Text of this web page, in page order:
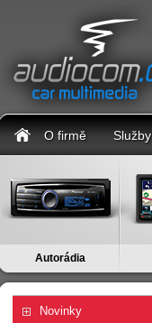
O firmě Služby
Autorádia
Novinky